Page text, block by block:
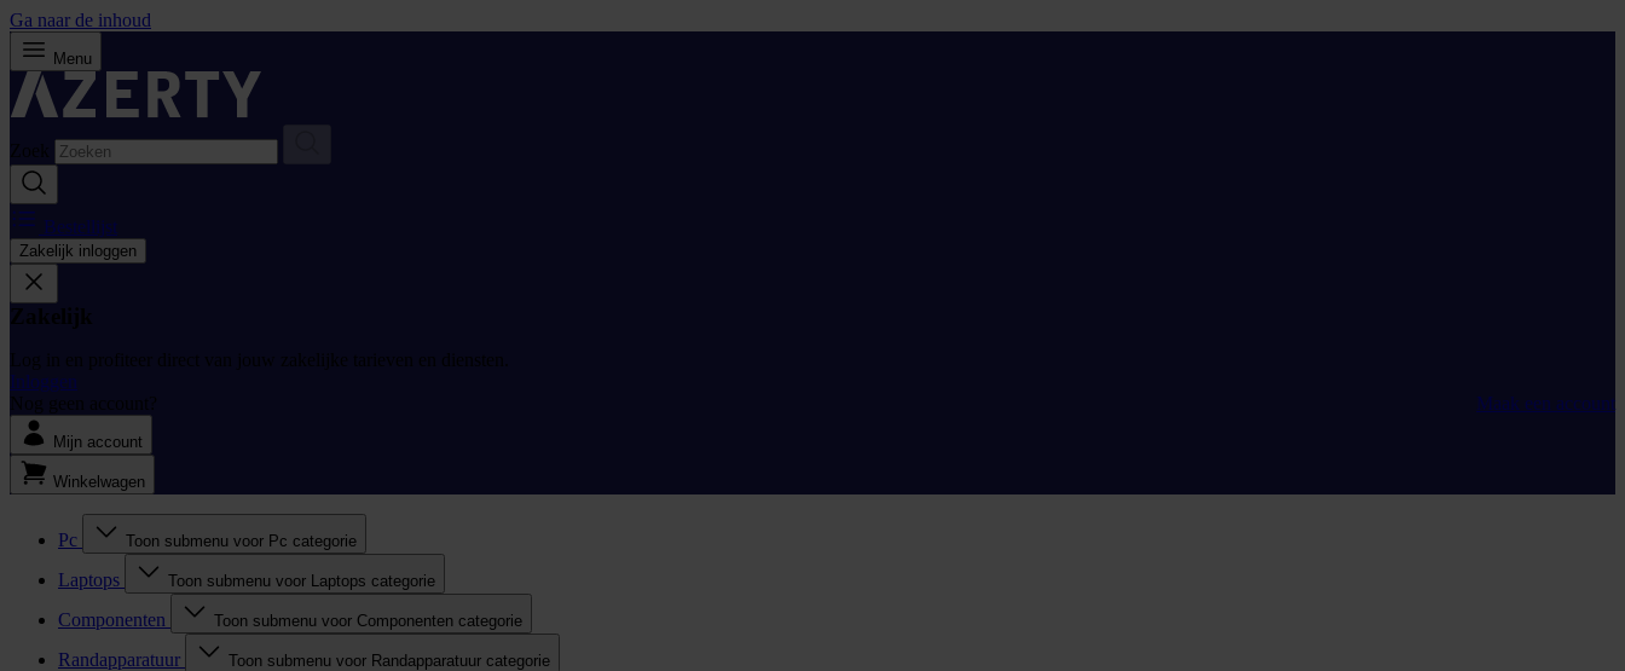
Ga naar de inhoud
Menu
Zoek
Bestellijst
Zakelijk inloggen
Zakelijk
Log in en profiteer direct van jouw zakelijke tarieven en diensten.
Inloggen
Nog geen account?
Maak een account
Mijn account
Winkelwagen
Pc Toon submenu voor Pc categorie
Laptops Toon submenu voor Laptops categorie
Componenten Toon submenu voor Componenten categorie
Randapparatuur Toon submenu voor Randapparatuur categorie